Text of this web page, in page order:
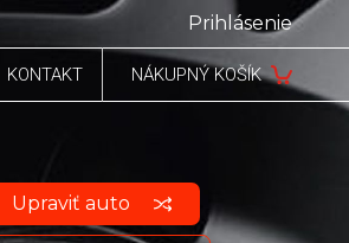
Prihlásenie
KONTAKT NÁKUPNÝ KOŠÍK
Upraviť auto